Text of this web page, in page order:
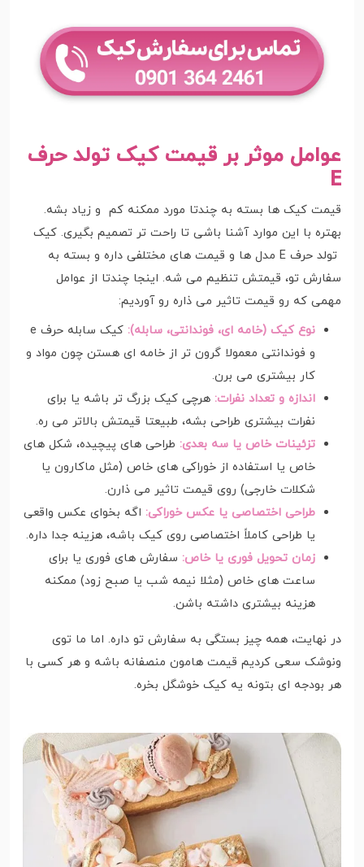
عوامل موثر بر قیمت کیک تولد حرف
E
قیمت کیک ها بسته به چندتا مورد ممکنه کم و زیاد بشه.
بهتره با این موارد آشنا باشی تا راحت تر تصمیم بگیری. کیک
تولد حرف E مدل ها و قیمت های مختلفی داره و بسته به
سفارش تو، قیمتش تنظیم می شه. اینجا چندتا از عوامل
مهمی که رو قیمت تاثیر می ذاره رو آوردیم:
نوع کیک (خامه ای، فوندانتی، سابله):
کیک سابله حرف e
و فوندانتی معمولا گرون تر از خامه ای هستن چون مواد و
کار بیشتری می برن.
اندازه و تعداد نفرات: هرچی کیک بزرگ تر باشه یا برای
نفرات بیشتری طراحی بشه، طبیعتا قیمتش بالاتر می ره.
تزئینات خاص یا سه بعدی: طراحی های پیچیده، شکل های
خاص یا استفاده از خوراکی های خاص (مثل ماکارون یا
شکلات خارجی) روی قیمت تاثیر می ذارن.
طراحی اختصاصی یا عکس خوراکی: اگه بخوای عکس واقعی
یا طراحی کاملاً اختصاصی روی کیک باشه، هزینه جدا داره.
زمان تحویل فوری یا خاص: سفارش های فوری یا برای
ساعت های خاص (مثلا نیمه شب یا صبح زود) ممکنه
هزینه بیشتری داشته باشن.
در نهایت، همه چیز بستگی به سفارش تو داره. اما ما توی
ونوشک سعی کردیم قیمت هامون منصفانه باشه و هر کسی با
هر بودجه ای بتونه یه کیک خوشگل بخره.